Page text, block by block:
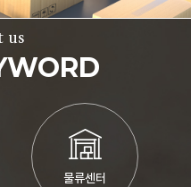
us
물류센터